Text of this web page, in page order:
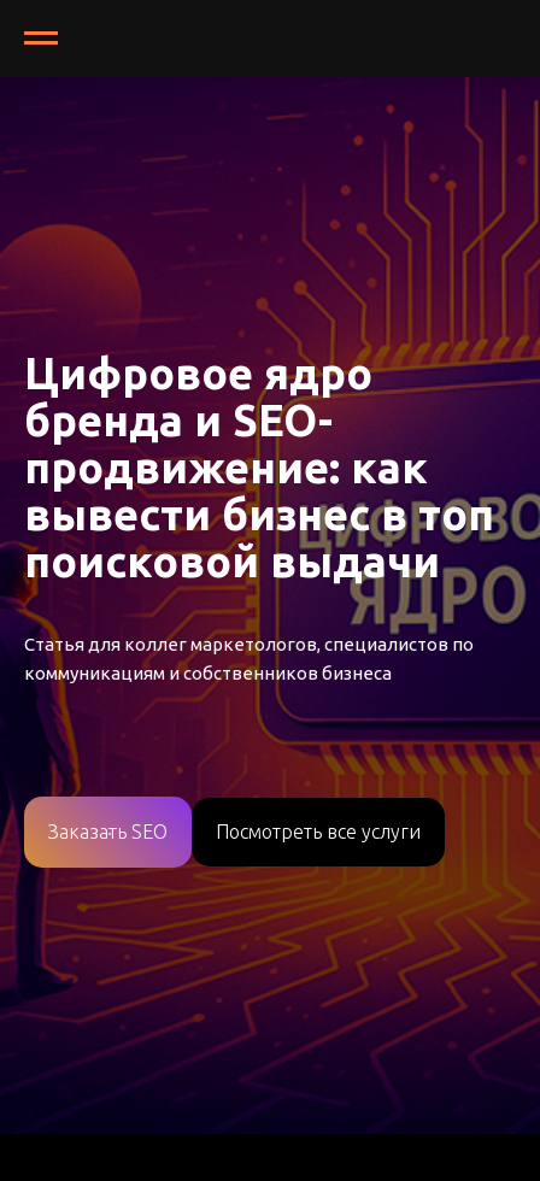
Цифровое ядро
бренда и SEO-
продвижение: как
вывести бизнес в топ
поисковой выдачи
Статья для коллег маркетологов, специалистов по
коммуникациям и собственников бизнеса
Заказать SEO Посмотреть все услуги